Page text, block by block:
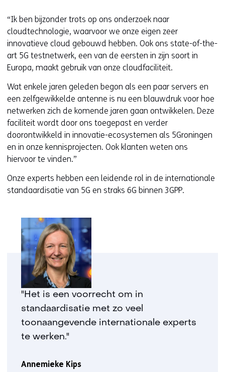
“Ik ben bijzonder trots op ons onderzoek naar
cloudtechnologie, waarvoor we onze eigen zeer
innovatieve cloud gebouwd hebben. Ook ons state-of-the-
art 5G testnetwerk, een van de eersten in zijn soort in
Europa, maakt gebruik van onze cloudfaciliteit.
Wat enkele jaren geleden begon als een paar servers en
een zelfgewikkelde antenne is nu een blauwdruk voor hoe
netwerken zich de komende jaren gaan ontwikkelen. Deze
faciliteit wordt door ons toegepast en verder
doorontwikkeld in innovatie-ecosystemen als 5Groningen
en in onze kennisprojecten. Ook klanten weten ons
hiervoor te vinden.”
Onze experts hebben een leidende rol in de internationale
standaardisatie van 5G en straks 6G binnen 3GPP.
"Het is een voorrecht om in
standaardisatie met zo veel
toonaangevende internationale experts
te werken."
Annemieke Kips